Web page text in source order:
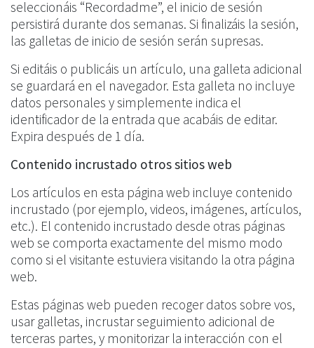
seleccionáis “Recordadme”, el inicio de sesión
persistirá durante dos semanas. Si finalizáis la sesión,
las galletas de inicio de sesión serán supresas.
Si editáis o publicáis un artículo, una galleta adicional
se guardará en el navegador. Esta galleta no incluye
datos personales y simplemente indica el
identificador de la entrada que acabáis de editar.
Expira después de 1 día.
Contenido incrustado otros sitios web
Los artículos en esta página web incluye contenido
incrustado (por ejemplo, videos, imágenes, artículos,
etc.). El contenido incrustado desde otras páginas
web se comporta exactamente del mismo modo
como si el visitante estuviera visitando la otra página
web.
Estas páginas web pueden recoger datos sobre vos,
usar galletas, incrustar seguimiento adicional de
terceras partes, y monitorizar la interacción con el